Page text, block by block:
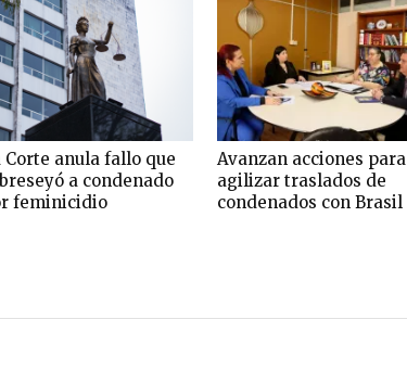
Corte anula fallo que
a condenado
feminicidio
Avanzan acciones para
agilizar traslados de
condenados con Brasil